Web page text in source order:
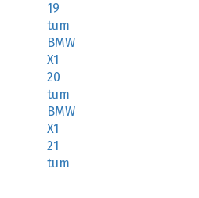
19
tum
BMW
X1
20
tum
BMW
X1
21
tum